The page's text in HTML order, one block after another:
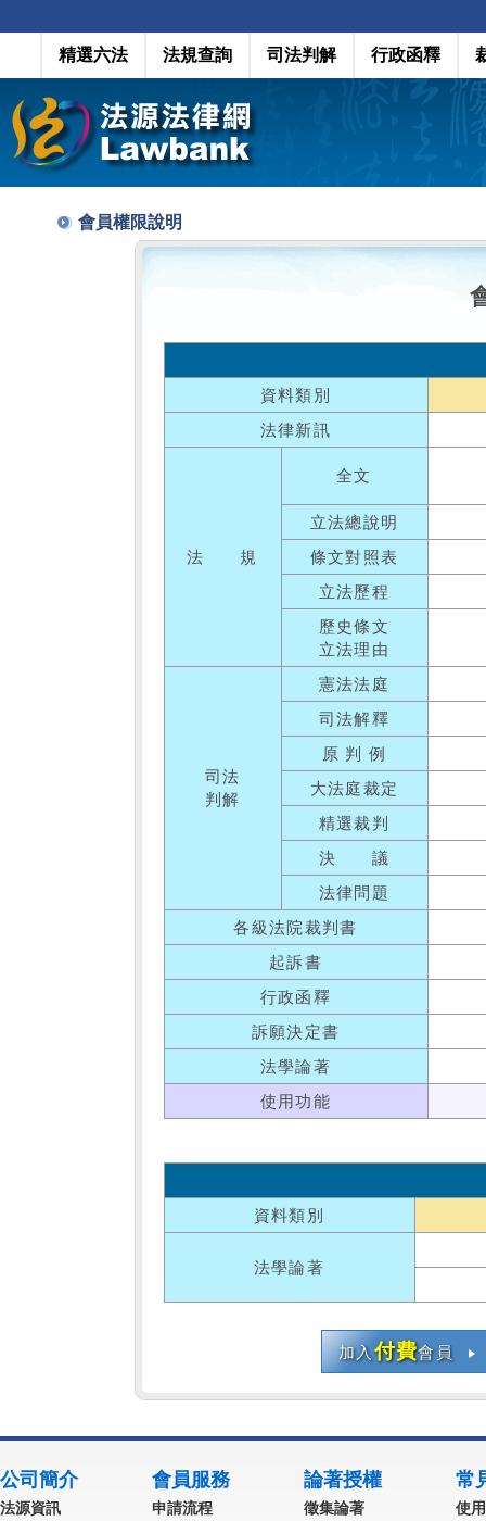
精選六法 法規查詢 司法判解 行政函釋
會員權限說明
資料類別
法律新訊
法 規
全文
立法總說明
條文對照表
立法歷程
歷史條文
立法理由
司法
判解
憲法法庭
司法解釋
原 判 例
大法庭裁定
精選裁判
決 議
法律問題
各級法院裁判書
起訴書
行政函釋
訴願決定書
法學論著
使用功能
資料類別
法學論著
加入付費會員
公司簡介
法源資訊
會員服務
申請流程
論著授權
徵集論著
常
使